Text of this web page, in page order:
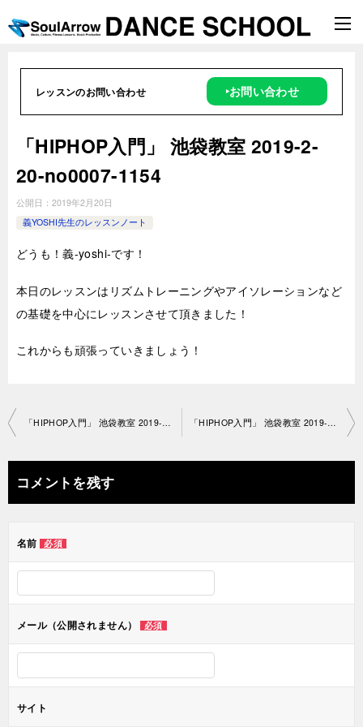
レッスンのお問い合わせ ‣お問い合わせ
「HIPHOP入門」 池袋教室 2019-2-
20-no0007-1154
公開日： 2019年2月20日
義YOSHI先生のレッスンノート
どうも！義-yoshi-です！
本日のレッスンはリズムトレーニングやアイソレーションなど
の基礎を中心にレッスンさせて頂きました！
これからも頑張っていきましょう！
投
ナ
ビ
ー
ン
コメントを残す
名前 必須
メール（公開されません） 必須
サイト